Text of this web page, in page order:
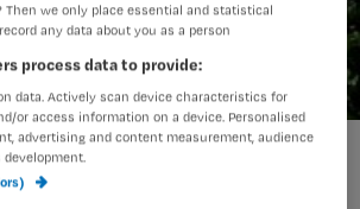
Then we only place essential and statistical
any data about you as a person
process data to provide:
data. Actively scan device characteristics for
or access information on a device. Personalised
advertising and content measurement, audience
development.